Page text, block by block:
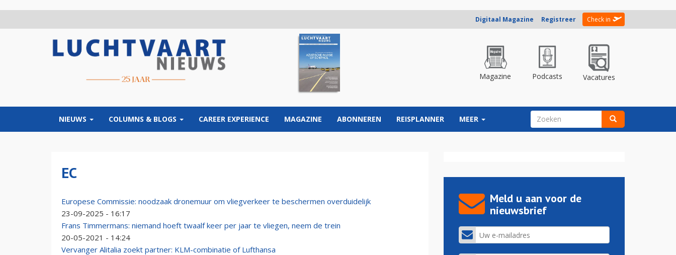
Digitaal Magazine Registreer Check in
Magazine Podcasts Vacatures
NIEUWS COLUMNS & BLOGS CAREER EXPERIENCE MAGAZINE ABONNEREN REISPLANNER MEER ZOEKVELD
EC
Europese Commissie: noodzaak dronemuur om vliegverkeer te beschermen overduidelijk
23-09-2025 - 16:17
Frans Timmermans: niemand hoeft twaalf keer per jaar te vliegen, neem de trein
20-05-2021 - 14:24
Vervanger Alitalia zoekt partner: KLM-combinatie of Lufthansa
Meld u aan voor de
nieuwsbrief